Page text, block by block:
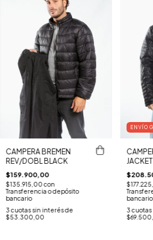
CAMPERA BREMEN
REV/DOBL BLACK
$159.900,00
$135.915,00con
Transferencia o depósito
bancario
3 cuotas sin interés de
$53.300,00
ENVÍO
bancario
3 cuotas